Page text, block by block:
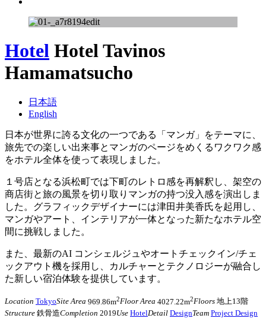
Hotel Hotel Tavinos
Hamamatsucho
日本語
English
日本が世界に誇る文化の一つである「マンガ」をテーマに、
旅先での楽しい出来事とマンガのページをめくるワクワク感
をホテル全体を使って表現しました。
１号店となる浜松町では下町のレトロ感を再解釈し、架空の
商店街と旅の風景を切り取りマンガの持つ没入感を演出しま
した。グラフィックデザイナーには津田井美香氏を起用し、
マンガやアート、インテリアが一体となった新たなホテル空
間に挑戦しました。
また、最新のAI コンシェルジュやオートチェックイン/チェ
ックアウト機を採用し、カルチャーとテクノロジーが融合し
た新しい宿泊体験を提供しています。
Location TokyoSite Area 969.86m2Floor Area 4027.22m2Floors 地上13階
Structure 鉄骨造Completion 2019Use HotelDetail DesignTeam Project Design